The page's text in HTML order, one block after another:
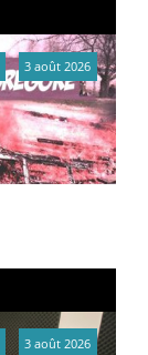
3 août 2026
3 août 2026